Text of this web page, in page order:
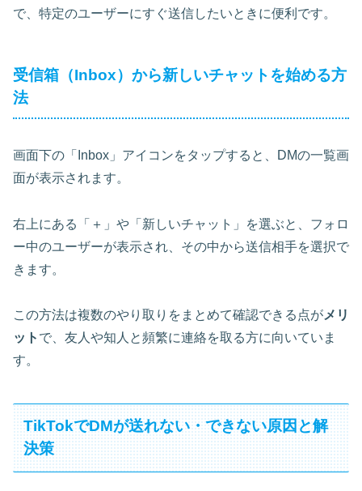
で、特定のユーザーにすぐ送信したいときに便利です。
受信箱（Inbox）から新しいチャットを始める方
法
画面下の「Inbox」アイコンをタップすると、DMの一覧画
面が表示されます。
右上にある「＋」や「新しいチャット」を選ぶと、フォロ
ー中のユーザーが表示され、その中から送信相手を選択で
きます。
この方法は複数のやり取りをまとめて確認できる点がメリ
ット で、友人や知人と頻繁に連絡を取る方に向いていま
す。
TikTokでDMが送れない・できない原因と解
決策